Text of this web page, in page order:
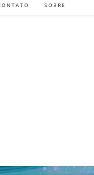
SOBRE